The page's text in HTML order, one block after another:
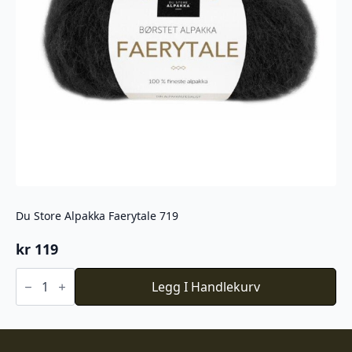
Du Store Alpakka Faerytale 719
kr 119
Du
Store
Faerytale
Legg I Handlekurv